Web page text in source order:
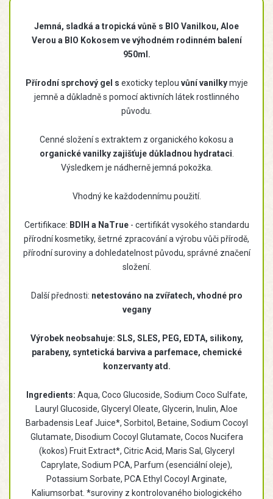
Jemná, sladká a tropická vůně s BIO Vanilkou, Aloe
Verou a BIO Kokosem ve výhodném rodinném balení
950ml.
Přírodní sprchový gel s exoticky teplou vůní vanilkymyje
jemně a důkladně s pomocí aktivních látek rostlinného
původu.
Cenné složení s extraktem z organického kokosu a
organické vanilky zajišťuje důkladnou hydrataci
Výsledkem je nádherně jemná pokožka.
Vhodný ke každodennímu použití.
Certifikace: BDIH a NaTrue- certifikát vysokého standardu
přírodní kosmetiky, šetrné zpracování a výrobu vůči přírodě,
přírodní suroviny a dohledatelnost původu, správné značení
složení.
Další přednosti: netestováno na zvířatech, vhodné pro
vegany
Výrobek neobsahuje: SLS, SLES, PEG, EDTA, silikony,
parabeny, syntetická barviva a parfemace, chemické
konzervanty atd.
Ingredients: Aqua, Coco Glucoside, Sodium Coco Sulfate,
Lauryl Glucoside, Glyceryl Oleate, Glycerin, Inulin, Aloe
Barbadensis Leaf Juice*, Sorbitol, Betaine, Sodium Cocoyl
Glutamate, Disodium Cocoyl Glutamate, Cocos Nucifera
(kokos) Fruit Extract*, Citric Acid, Maris Sal, Glyceryl
Caprylate, Sodium PCA, Parfum (esenciální oleje),
Potassium Sorbate, PCA Ethyl Cocoyl Arginate,
Kaliumsorbat. *suroviny z kontrolovaného biologického